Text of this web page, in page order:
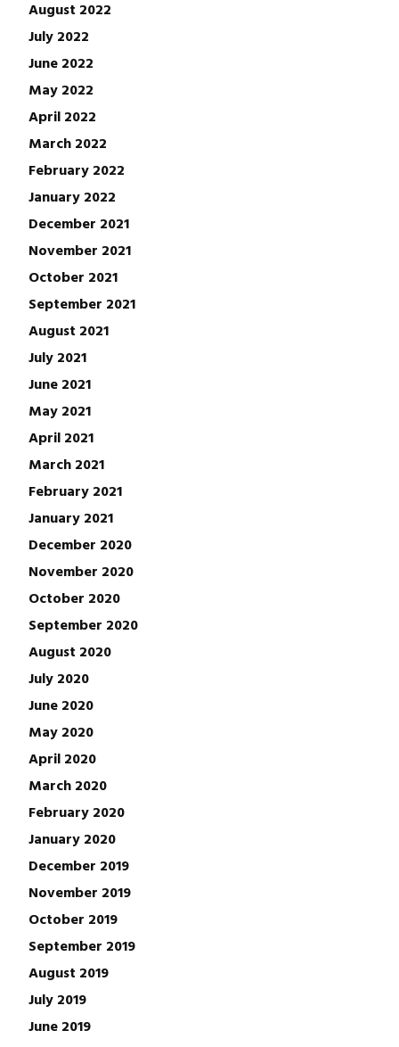
August 2022
July 2022
June 2022
May 2022
April 2022
March 2022
February 2022
January 2022
December 2021
November 2021
October 2021
September 2021
August 2021
July 2021
June 2021
May 2021
April 2021
March 2021
February 2021
January 2021
December 2020
November 2020
October 2020
September 2020
August 2020
July 2020
June 2020
May 2020
April 2020
March 2020
February 2020
January 2020
December 2019
November 2019
October 2019
September 2019
August 2019
July 2019
June 2019